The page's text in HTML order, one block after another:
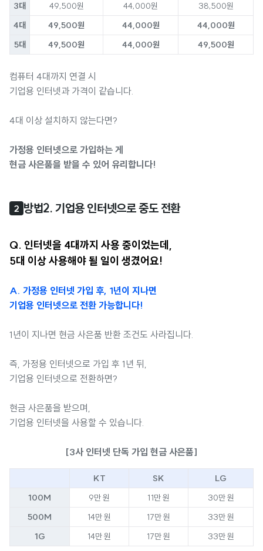
3대
49,500원 44,000원
38,500원
4대
49,500원 44,000원
44,000원
5대
49,500원 44,000원 49,500원
컴퓨터 4대까지 연결 시
기업용 인터넷과 가격이 같습니다.
4대 이상 설치하지 않는다면?
가정용 인터넷으로 가입하는 게
현금 사은품을 받을 수 있어 유리합니다!
2 방법2. 기업용 인터넷으로 중도 전환
Q. 인터넷을 4대까지 사용 중이었는데,
5대 이상 사용해야 될 일이 생겼어요!
A. 가정용 인터넷 가입 후, 1년이 지나면
기업용 인터넷으로 전환 가능합니다!
1년이 지나면 현금 사은품 반환 조건도 사라집니다.
즉, 가정용 인터넷으로 가입 후 1년 뒤,
기업용 인터넷으로 전환하면?
현금 사은품을 받으며,
기업용 인터넷을 사용할 수 있습니다.
[3사 인터넷 단독 가입 현금 사은품]
KT SK
LG
100M
9만 원 11만 원
30만 원
500M
14만 원 17만 원
33만 원
1G
14만 원 17만 원 33만 원